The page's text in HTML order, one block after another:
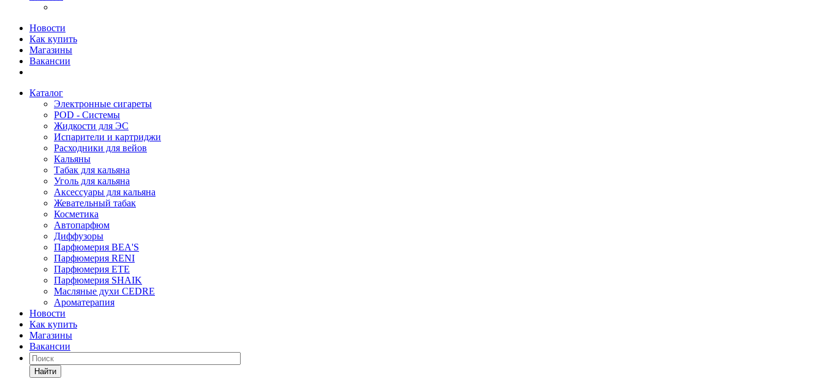
Новости
Как купить
Магазины
Вакансии
Каталог
Электронные сигареты
POD - Системы
Жидкости для ЭС
Испарители и картриджи
Расходники для вейов
Кальяны
Табак для кальяна
Уголь для кальяна
Аксессуары для кальяна
Жевательный табак
Косметика
Автопарфюм
Диффузоры
Парфюмерия BEA'S
Парфюмерия RENI
Парфюмерия ETE
Парфюмерия SHAIK
Масляные духи CEDRE
Ароматерапия
Новости
Как купить
Магазины
Вакансии
Найти